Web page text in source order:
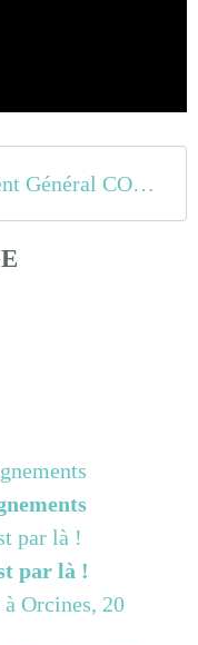
Classement Général COUPE AUVERGNE 2023 v1
par là !